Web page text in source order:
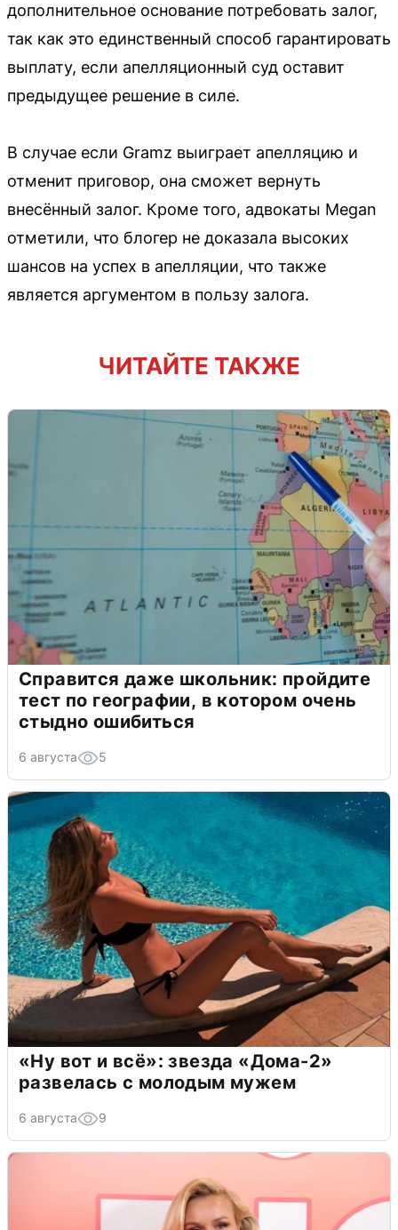
дополнительное основание потребовать залог,
так как это единственный способ гарантировать
выплату, если апелляционный суд оставит
предыдущее решение в силе.
В случае если Gramz выиграет апелляцию и
отменит приговор, она сможет вернуть
внесённый залог. Кроме того, адвокаты Megan
отметили, что блогер не доказала высоких
шансов на успех в апелляции, что также
является аргументом в пользу залога.
ЧИТАЙТЕ ТАКЖЕ
Справится даже школьник: пройдите
тест по географии, в котором очень
стыдно ошибиться
6 августа 5
«Ну вот и всё»: звезда «Дома-2»
развелась с молодым мужем
6 августа 9